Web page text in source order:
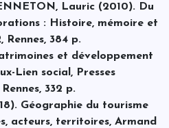
Lauric (2010). Du
: Histoire, mémoire et
384 p.
et développement
Lien social, Presses
332 p.
Géographie du tourisme
acteurs, territoires, Armand